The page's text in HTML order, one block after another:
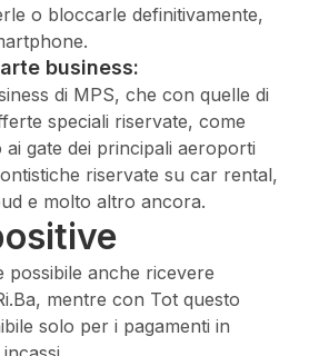
o bloccarle definitivamente,
business:
di MPS, che con quelle di
speciali riservate, come
ai gate dei principali aeroporti
riservate su car rental,
e molto altro ancora.
possibile anche ricevere
mentre con Tot questo
solo per i pagamenti in